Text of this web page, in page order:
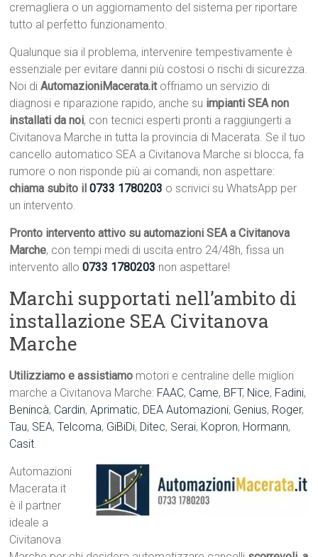
cremagliera o un aggiornamento del sistema per riportare
tutto al perfetto funzionamento.
Qualunque sia il problema, intervenire tempestivamente è
essenziale per evitare danni più costosi o rischi di sicurezza.
Noi diAutomazioniMacerata.itoffriamo un servizio di
diagnosi e riparazione rapido, anche su impianti SEA non
installati da noi, con tecnici esperti pronti a raggiungerti a
Civitanova Marche in tutta la provincia di Macerata. Se il tuo
cancello automatico SEA a Civitanova Marche si blocca, fa
rumore o non risponde più ai comandi, non aspettare:
chiama subito il0733 1780203 o scrivici su WhatsApp per
un intervento.
Pronto intervento attivo su automazioni SEA a Civitanova
Marche, con tempi medi di uscita entro 24/48h, fissa un
intervento allo0733 1780203 non aspettare!
Marchi supportati nell’ambito di
installazione SEA Civitanova
Marche
Utilizziamo e assistiamo motori e centraline delle migliori
marche a Civitanova Marche: FAAC, Came, BFT, Nice, Fadini,
Benincà, Cardin,Aprimatic, DEA Automazioni, Genius, Roger,
Tau, SEA,Telcoma, GiBiDi, Ditec, Serai, Kopron, Hormann,
Casit.
Automazioni
Macerata.it
è il partner
ideale a
Civitanova